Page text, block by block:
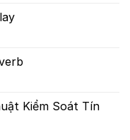
Kiểm Soát Tín